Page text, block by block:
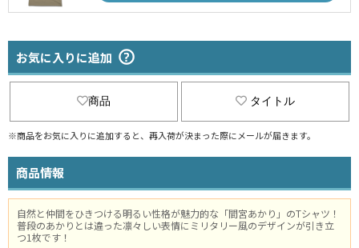
お気に入りに追加
商品 タイトル
※商品をお気に入りに追加すると、再入荷が決まった際にメールが届きます。
商品情報
自然と仲間をひきつける明るい性格が魅力的な「間宮あかり」のTシャツ！
普段のあかりとは違った凛々しい表情にミリタリー風のデザインが引き立
つ1枚です！